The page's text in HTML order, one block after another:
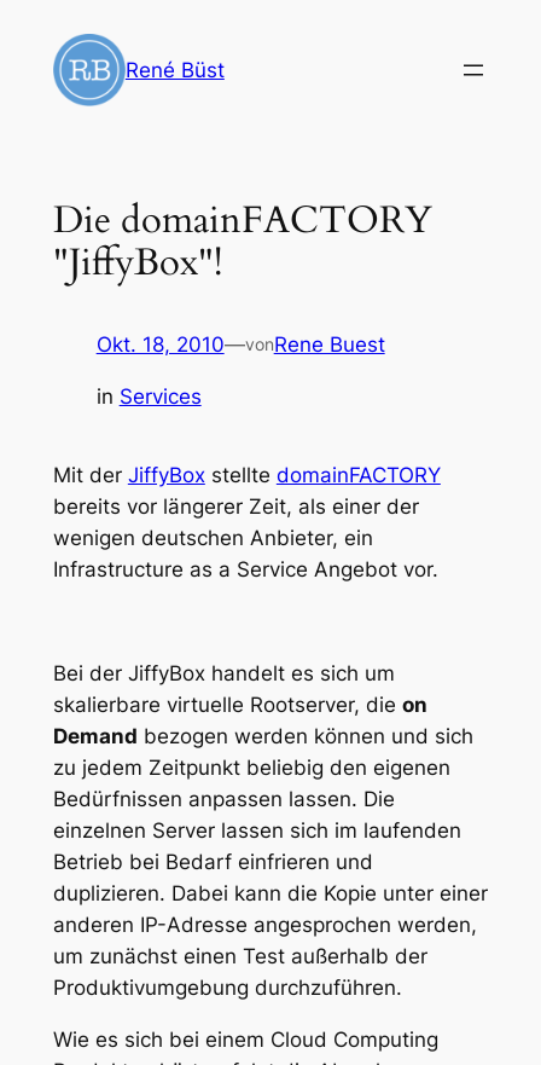
Inhalt
springen
René Büst
Die domainFACTORY
"JiffyBox"!
Okt. 18, 2010—vonRene Buest
in Services
Mit der JiffyBoxstellte domainFACTORY
bereits vor längerer Zeit, als einer der
wenigen deutschen Anbieter, ein
Infrastructure as a Service Angebot vor.
Bei der JiffyBox handelt es sich um
skalierbare virtuelle Rootserver, die on
Demand bezogen werden können und sich
zu jedem Zeitpunkt beliebig den eigenen
Bedürfnissen anpassen lassen. Die
einzelnen Server lassen sich im laufenden
Betrieb bei Bedarf einfrieren und
duplizieren. Dabei kann die Kopie unter einer
anderen IP-Adresse angesprochen werden,
um zunächst einen Test außerhalb der
Produktivumgebung durchzuführen.
Wie es sich bei einem Cloud Computing